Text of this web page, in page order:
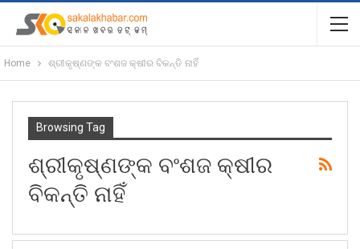
Home ଶ୍ରୀକୃଷ୍ଣଙ୍କ ବଂଶଜ କ୍ଷୀର ବିକନ୍ତି ନାହିଁ
Browsing Tag
ଶ୍ରୀକୃଷ୍ଣଙ୍କ ବଂଶଜ କ୍ଷୀର
ବିକନ୍ତି ନାହିଁ